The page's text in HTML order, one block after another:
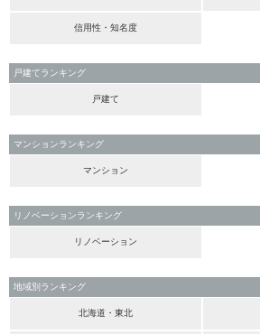
信用性・知名度
戸建てランキング
戸建て
マンションランキング
マンション
リノベーションランキング
リノベーション
地域別ランキング
北海道・東北